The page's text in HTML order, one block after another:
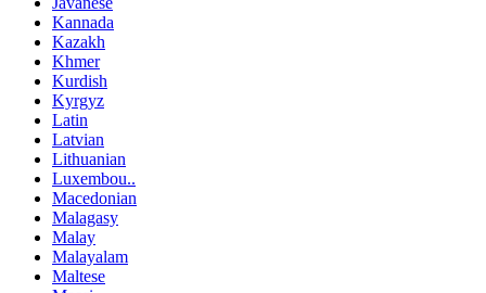
Kannada
Kazakh
Khmer
Kurdish
Kyrgyz
Latin
Latvian
Lithuanian
Luxembou..
Macedonian
Malagasy
Malay
Malayalam
Maltese